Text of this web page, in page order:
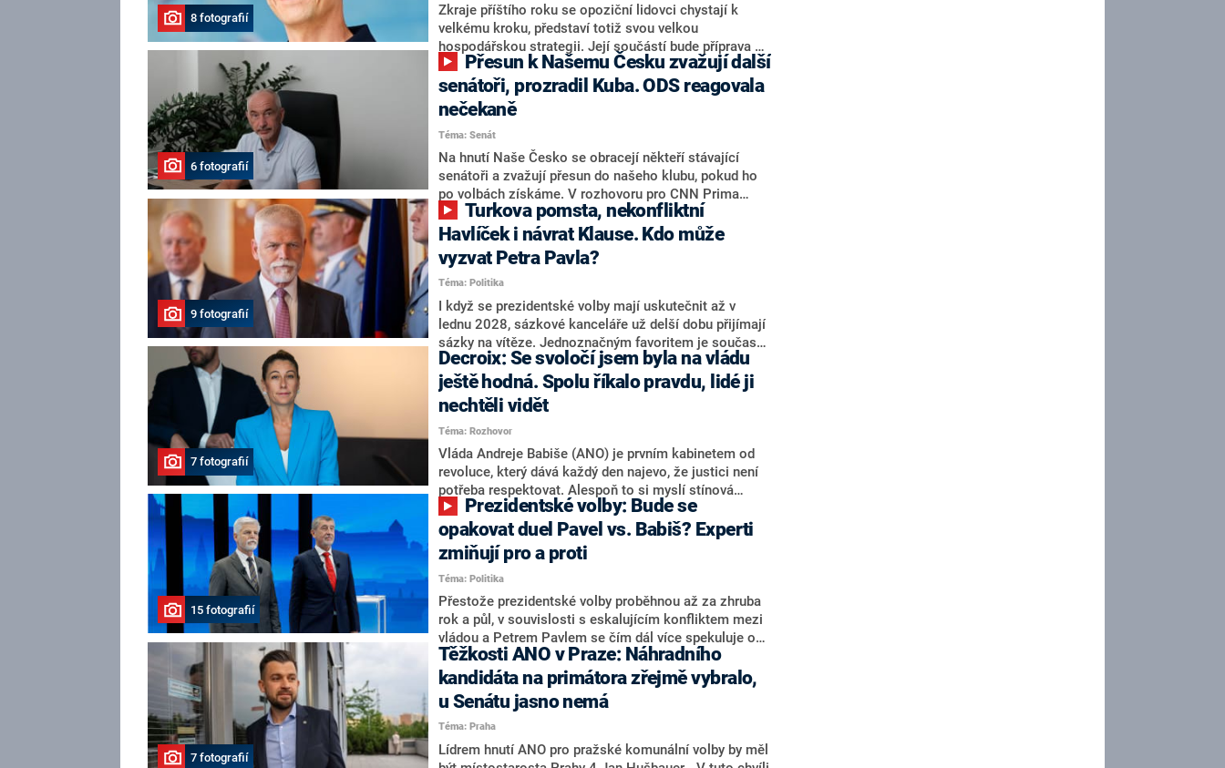
8 fotografií
Zkraje příštího roku se opoziční lidovci chystají k
velkému kroku, představí totiž svou velkou
hospodářskou strategii. Její součástí bude příprava na
stárnutí populace, řekl ve středu na setkání s novináři
nový předseda lidovců Jan Grolich. Ten zároveň v
senátních volbách kandiduje ve Vyškově. Popsal i
aktivitu opozice, o níž vládní strany nebo političtí
komentátoři mluví jako o slabé a v defenzivě. „Je to
úmorná práce upozorňovat na chyby vlády. Ministři s
námi navíc nechodí do debat. Chceme ale ukazovat
svoje témata,“ odpověděl Grolich na dotaz CNN Prima
NEWS.
6 fotografií
senátoři, prozradil Kuba. ODS reagovala
nečekaně
Téma: Senát
Na hnutí Naše Česko se obracejí někteří stávající
senátoři a zvažují přesun do našeho klubu, pokud ho
po volbách získáme. V rozhovoru pro CNN Prima
NEWS to řekl zakladatel hnutí a jihočeský hejtman
Martin Kuba. Konkrétní nebyl, ale získat by takto mohl
například senátora Zdeňka Hrabu, který je dnes
součástí klubu ODS a TOP 09. Hraba to na dotaz
redakce nevyloučil. Předseda klubu senátorů ODS
Zdeněk Nytra redakci řekl, že počítá s odchodem
některých senátorů z klubu a že Naše Česko není
nepřítel, ale soupeř.
9 fotografií
Havlíček i návrat Klause. Kdo může
vyzvat Petra Pavla?
Téma: Politika
I když se prezidentské volby mají uskutečnit až v
lednu 2028, sázkové kanceláře už delší dobu přijímají
sázky na vítěze. Jednoznačným favoritem je současná
hlava státu Petr Pavel. Daleko za ním pak bookmakeři
zmiňují dva výrazné politiky ANO, tedy premiéra
Andreje Babiše a ministra průmyslu Karla Havlíčka.
Oblíbeným tipem samotných sázkařů je poslanec za
Motoristy Filip Turek. Politolog Jan Kubáček nicméně
o případné kandidatuře kohokoliv ze zmíněné trojice
značně pochybuje. Podle něj současná koalice dosud
nemá osobu, která by Pavlovi mohla konkurovat.
7 fotografií
Decroix: Se svoločí jsem byla na vládu
ještě hodná. Spolu říkalo pravdu, lidé ji
nechtěli vidět
Téma: Rozhovor
Vláda Andreje Babiše (ANO) je prvním kabinetem od
revoluce, který dává každý den najevo, že justici není
potřeba respektovat. Alespoň to si myslí stínová
ministryně spravedlnosti ODS Eva Decroix. V
rozhovoru pro CNN Prima NEWS si nebrala servítky
ohledně politického výkonu svého nástupce Jeronýma
Tejce (za ANO) či vládní zmocněnkyně pro lidská
práva Taťány Malé (ANO). Označením „svoloč“ na
adresu vlády prý byla ještě hodná. Decroix se také
vrátila k volební porážce koalice Spolu či promluvila o
hnutí Naše Česko Martina Kuby.
15 fotografií
opakovat duel Pavel vs. Babiš? Experti
zmiňují pro a proti
Téma: Politika
Přestože prezidentské volby proběhnou až za zhruba
rok a půl, v souvislosti s eskalujícím konfliktem mezi
vládou a Petrem Pavlem se čím dál více spekuluje o
tom, koho by do bitvy o Hrad mohla vyslat současná
koalice. Někteří političtí komentátoři znovu vytahují
jméno premiéra Andreje Babiše (ANO). Jak moc je
pravděpodobné, že se v prezidentských volbách 2028
bude znovu opakovat souboj z roku 2023?
7 fotografií
Těžkosti ANO v Praze: Náhradního
kandidáta na primátora zřejmě vybralo,
u Senátu jasno nemá
Téma: Praha
Lídrem hnutí ANO pro pražské komunální volby by měl